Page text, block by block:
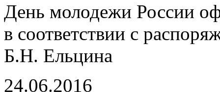
День молодежи России
в соответствии с
Б.Н. Ельцина
24.06.2016